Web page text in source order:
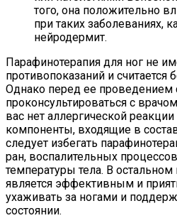
того, она положительно
при таких заболеваниях,
нейродермит.
Парафинотерапия для ног не
противопоказаний и считается
Однако перед ее проведением
проконсультироваться с
вас нет аллергической
компоненты, входящие в
следует избегать
ран, воспалительных
температуры тела. В остальном
является эффективным и
ухаживать за ногами и
состоянии.